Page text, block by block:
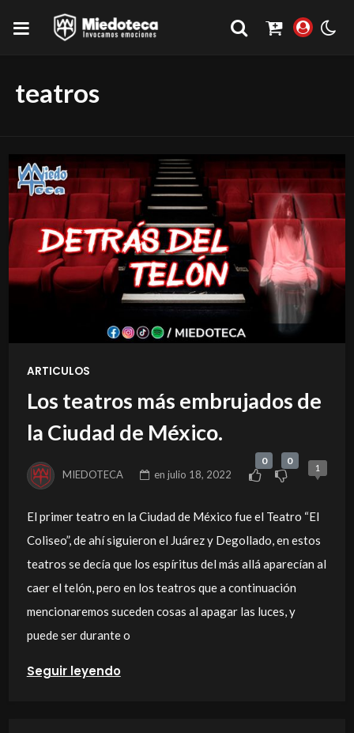
teatros
ARTICULOS
Los teatros más embrujados de
la Ciudad de México.
MIEDOTECA enjulio 18, 2022
0 0
1
El primer teatro en la Ciudad de México fue el Teatro “El
Coliseo”, de ahí siguieron el Juárez y Degollado, en estos
teatros se decía que los espíritus del más allá aparecían al
caer el telón, pero en los teatros que a continuación
mencionaremos suceden cosas al apagar las luces, y
puede ser durante o
Seguir leyendo